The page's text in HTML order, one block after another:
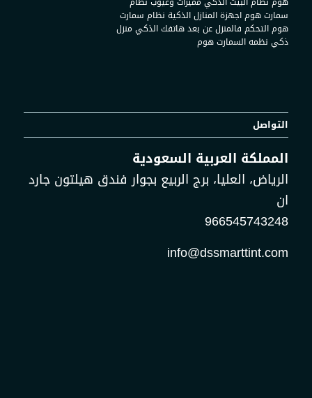
التواصل
المملكة العربية السعودية
الرياض، العليا، برج الربيع بجوار فندق هيلتون جارد
ان
966545743248
info@dssmarttint.com